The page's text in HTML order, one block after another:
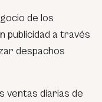
de los
publicidad a través
despachos
ventas diarias de